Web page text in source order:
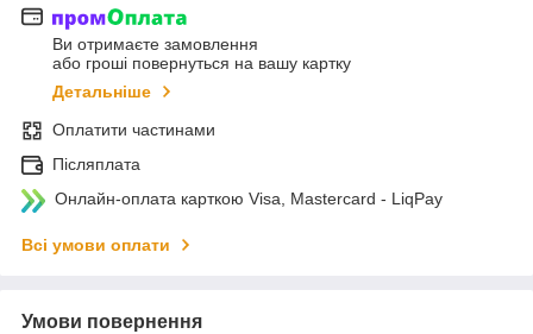
Ви отримаєте замовлення
або гроші повернуться на вашу картку
Детальніше
Оплатити частинами
Післяплата
Онлайн-оплата карткою Visa, Mastercard - LiqPay
Всі умови оплати
Умови повернення